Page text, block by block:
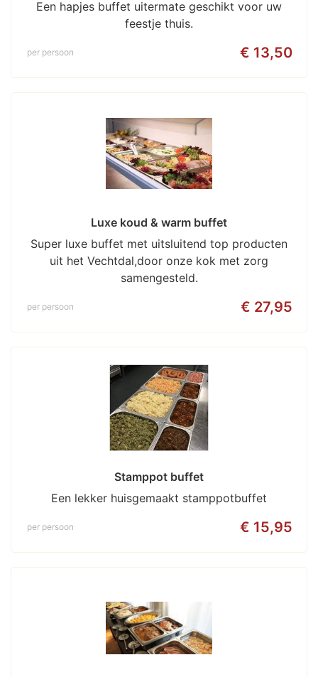
Een hapjes buffet uitermate geschikt voor uw
feestje thuis.
€ 13,50
per persoon
Luxe koud & warm buffet
Super luxe buffet met uitsluitend top producten
uit het Vechtdal,door onze kok met zorg
samengesteld.
€ 27,95
per persoon
Stamppot buffet
Een lekker huisgemaakt stamppotbuffet
€ 15,95
per persoon